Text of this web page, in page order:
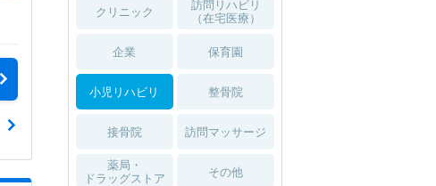
クリニック
訪問リハビリ
（在宅医療）
企業 保育園
小児リハビリ 整骨院
接骨院 訪問マッサージ
薬局・
ドラッグストア
その他